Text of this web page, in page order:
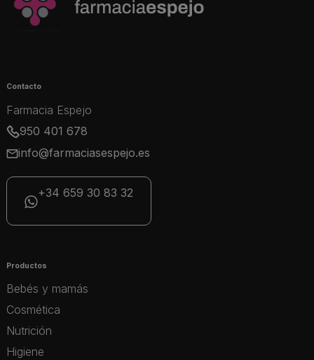
Contacto
Farmacia Espejo
950 401 678
info@farmaciasespejo.es
+34 659 30 83 32
Productos
Bebés y mamás
Cosmética
Nutrición
Higiene